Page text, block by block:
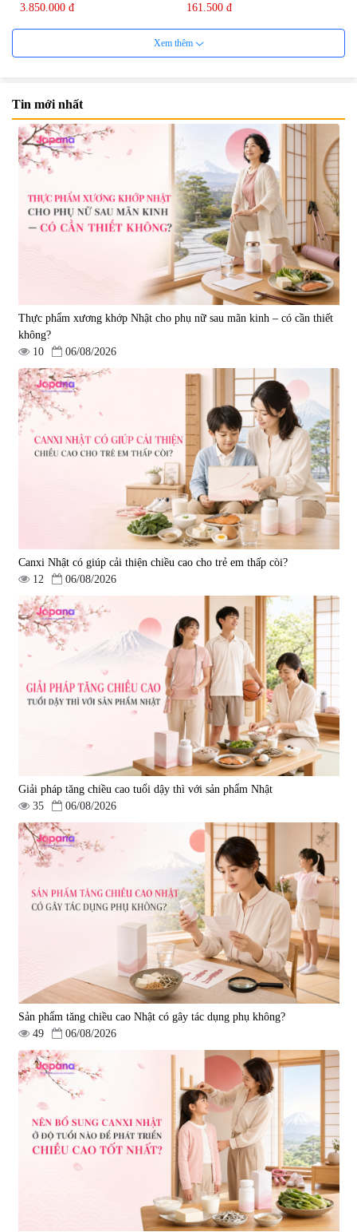
3.850.000 đ 161.500 đ
Viên uống bổ não Ribeto Shoji
| 57.920
1.450.000 đ
Viên nang uống cải thiện thị lực,
trí nhớ DHA + EPA + Flaxseed
Oil 30 viên/gói - Date 02/2027
|52.346
225.000 đ
Tẩy tế bào chết Nichiei Bussan
Nano NMN+ Peeling Gel
Luxury 200g
1.490.000 đ
Viên uống hỗ trợ bền thành
mạch, ngừa tai biến Elastin Plus
& Nattokinase Hokoen 80 viên
|0
980.000 đ
Viên uống bổ gan Ribeto Shoji
Hepaclean 60 viên
543.205
690.000 đ
Viên uống hỗ trợ cải thiện thoát
vị đĩa đệm Kyoto Has 30 viên
14.560
1.600.000 đ
Sleepy Nhật Bản 80 viên
|13.760
580.000 đ
điều trị đột quỵ Biken Kinase
Gold 60 viên
|0
1.570.000 đ
Xem thêm
Tin mới nhất
Thực phẩm xương khớp Nhật cho phụ nữ sau mãn kinh – có cần thiết
không?
10
06/08/2026
Canxi Nhật có giúp cải thiện chiều cao cho trẻ em thấp còi?
12
06/08/2026
Giải pháp tăng chiều cao tuổi dậy thì với sản phẩm Nhật
35
06/08/2026
Sản phẩm tăng chiều cao Nhật có gây tác dụng phụ không?
49
06/08/2026